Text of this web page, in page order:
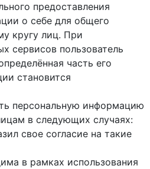
предоставления
о себе для общего
кругу лиц. При
сервисов пользователь
часть его
становится
персональную информацию
в следующих случаях:
свое согласие на такие
в рамках использования